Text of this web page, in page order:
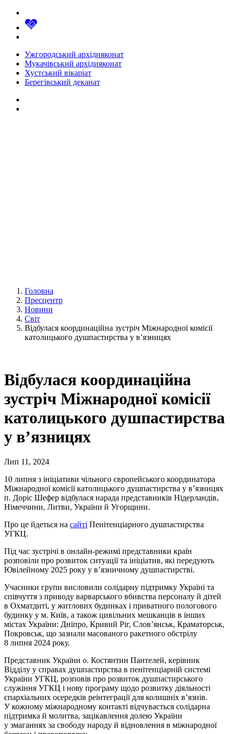
Ужгородський архідияконат
Мукачівський архідияконат
Хустський вікаріат
Берегівський деканат
Головна
Пресцентр
Новини
Світ
Відбулася координаційна зустріч Міжнародної комісії
католицького душпастирства у в’язницях
Відбулася координаційна
зустріч Міжнародної комісії
католицького душпастирства
у в’язницях
Лип 11, 2024
10 липня з ініціативи чільного європейського координатора
Міжнародної комісії католицького душпастирства у в’язницях
п. Доріс Шефер відбулася нарада представників Нідерландів,
Німеччини, Литви, України й Угорщини.
Про це йдеться на сайті Пенітенціарного душпастирства
УГКЦ.
Під час зустрічі в онлайн-режимі представники країн
розповіли про розвиток ситуації та ініціатив, які передують
Ювілейному 2025 року у в’язничному душпастирстві.
Учасники групи висловили солідарну підтримку Україні та
співчуття з приводу варварського вбивства персоналу й дітей
в Охматдиті, у житлових будинках і приватного пологового
будинку у м. Київ, а також цивільних мешканців в інших
містах України: Дніпро, Кривий Ріг, Слов’янськ, Краматорськ,
Покровськ, що зазнали масованого ракетного обстрілу
8 липня 2024 року.
Представник України о. Костянтин Пантелей, керівник
Відділу у справах душпастирства в пенітенціарній системі
України УГКЦ, розповів про розвиток душпастирського
служіння УГКЦ і нову програму щодо розвитку діяльності
єпархіальних осередків реінтеграції для колишніх в’язнів.
У кожному міжнародному контакті відчувається солідарна
підтримка й молитва, зацікавлення долею України
у змаганнях за свободу народу й відновлення в міжнародної